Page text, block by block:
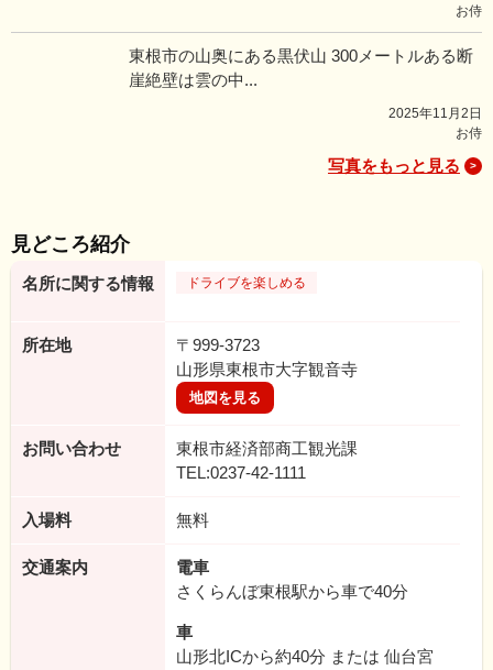
お侍
東根市の山奥にある黒伏山 300メートルある断
崖絶壁は雲の中...
2025年11月2日
お侍
写真をもっと見る
見どころ紹介
名所に関する情報 ドライブを楽しめる
所在地
〒999-3723
山形県東根市大字観音寺
地図を見る
お問い合わせ
東根市経済部商工観光課
TEL:0237-42-1111
入場料 無料
交通案内
電車
さくらんぼ東根駅から車で40分
車
山形北ICから約40分 または 仙台宮